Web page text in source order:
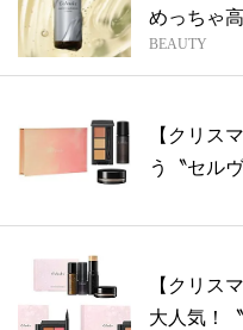
めっちゃ
BEAUTY
【クリス
う〝セル
【クリス
大人気！